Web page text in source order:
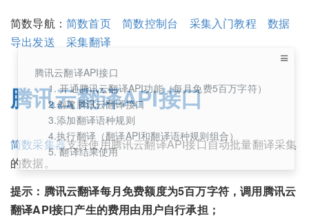
腾讯云翻译API接口
1. 开通腾讯云翻译API功能（每月免费5百万字符）
2.创建腾讯云翻译接口
3.添加翻译语种规则
4.执行翻译（翻译API和翻译语种规则组合）
5. 翻译结果使用
简数导航： 简数首页 简数控制台 采集入门教程
数据
导出发送
采集翻译
腾讯云翻译API接口
简数采集器支持使用腾讯云翻译API接口自动批量翻译采集
的数据。
提示：腾讯云翻译每月免费额度为5百万字符，调用腾讯云
翻译API接口产生的费用由用户自行承担；